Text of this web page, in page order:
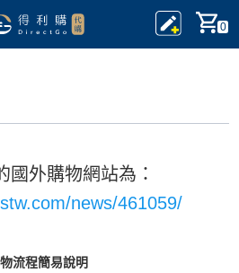
0
國外購物網站為：
news/461059/
流程簡易說明